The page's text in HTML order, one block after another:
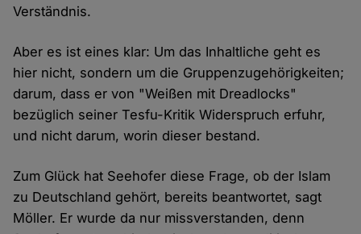
Verständnis.
Aber es ist eines klar: Um das Inhaltliche geht es
hier nicht, sondern um die Gruppenzugehörigkeiten;
darum, dass er von "Weißen mit Dreadlocks"
bezüglich seiner Tesfu-Kritik Widerspruch erfuhr,
und nicht darum, worin dieser bestand.
Zum Glück hat Seehofer diese Frage, ob der Islam
zu Deutschland gehört, bereits beantwortet, sagt
Möller. Er wurde da nur missverstanden, denn